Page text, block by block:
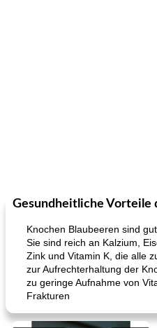
Gesundheitliche Vorteile
Knochen Blaubeeren sind
Sie sind reich an Kalzium,
Zink und Vitamin K, die alle
zur Aufrechterhaltung der
zu geringe Aufnahme von
Frakturen